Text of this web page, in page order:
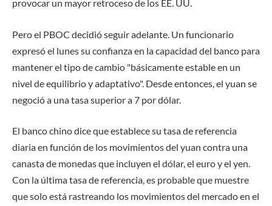
provocar un mayor retroceso de los EE. UU.
Pero el PBOC decidió seguir adelante. Un funcionario
expresó el lunes su confianza en la capacidad del banco para
mantener el tipo de cambio "básicamente estable en un
nivel de equilibrio y adaptativo". Desde entonces, el yuan se
negoció a una tasa superior a 7 por dólar.
El banco chino dice que establece su tasa de referencia
diaria en función de los movimientos del yuan contra una
canasta de monedas que incluyen el dólar, el euro y el yen.
Con la última tasa de referencia, es probable que muestre
que solo está rastreando los movimientos del mercado en el